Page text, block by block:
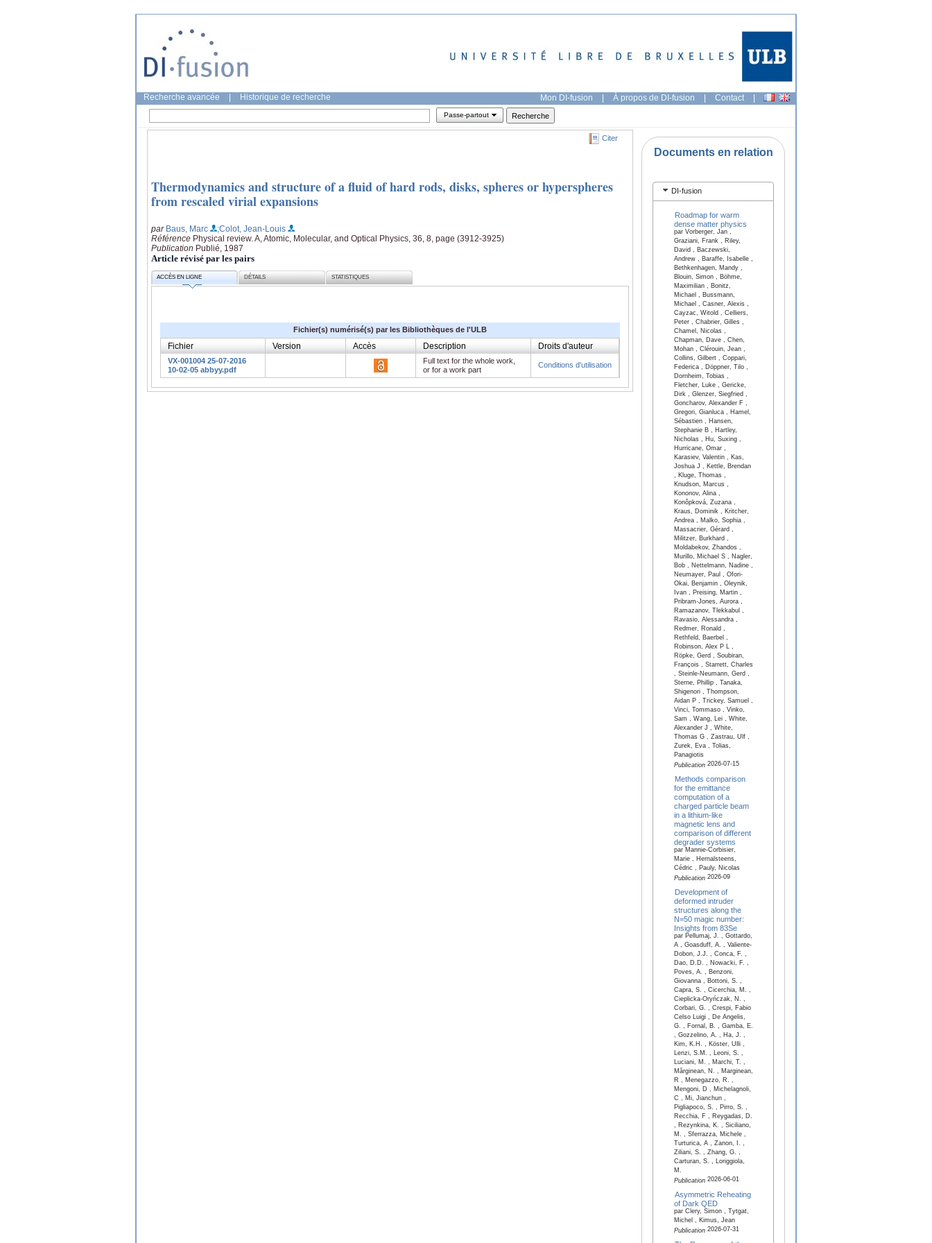
Recherche avancée Historique de recherche Mon DI-fusion | À propos de DI-fusion | Contact |
Passe-partout
Citer
Thermodynamics and structure of a fluid of hard rods, disks, spheres or hyperspheres
from rescaled virial expansions
par Baus, Marc
;Colot, Jean-Louis
Référence Physical review. A, Atomic, Molecular, and Optical Physics, 36, 8, page (3912-3925)
Publication Publié, 1987
Article révisé par les pairs
ACCÈS EN LIGNE DÉTAILS STATISTIQUES
Fichier(s) numérisé(s) par les Bibliothèques de l'ULB
Fichier Version Accès Description Droits d'auteur
VX-001004 25-07-2016
10-02-05 abbyy.pdf
Full text for the whole work,
or for a work part
Conditions d'utilisation
Documents en relation
DI-fusion
Roadmap for warm
dense matter physics
par Vorberger, Jan ,
Graziani, Frank , Riley,
David , Baczewski,
Andrew , Baraffe, Isabelle ,
Bethkenhagen, Mandy ,
Blouin, Simon , Böhme,
Maximilian , Bonitz,
Michael , Bussmann,
Michael , Casner, Alexis ,
Cayzac, Witold , Celliers,
Peter , Chabrier, Gilles ,
Chamel, Nicolas ,
Chapman, Dave , Chen,
Mohan , Clérouin, Jean ,
Collins, Gilbert , Coppari,
Federica , Döppner, Tilo ,
Dornheim, Tobias ,
Fletcher, Luke , Gericke,
Dirk , Glenzer, Siegfried ,
Goncharov, Alexander F ,
Gregori, Gianluca , Hamel,
Sébastien , Hansen,
Stephanie B , Hartley,
Nicholas , Hu, Suxing ,
Hurricane, Omar ,
Karasiev, Valentin , Kas,
Joshua J , Kettle, Brendan
, Kluge, Thomas ,
Knudson, Marcus ,
Kononov, Alina ,
Konôpková, Zuzana ,
Kraus, Dominik , Kritcher,
Andrea , Malko, Sophia ,
Massacrier, Gérard ,
Militzer, Burkhard ,
Moldabekov, Zhandos ,
Murillo, Michael S , Nagler,
Bob , Nettelmann, Nadine ,
Neumayer, Paul , Ofori-
Okai, Benjamin , Oleynik,
Ivan , Preising, Martin ,
Pribram-Jones, Aurora ,
Ramazanov, Tlekkabul ,
Ravasio, Alessandra ,
Redmer, Ronald ,
Rethfeld, Baerbel ,
Robinson, Alex P L ,
Röpke, Gerd , Soubiran,
François , Starrett, Charles
, Steinle-Neumann, Gerd ,
Sterne, Phillip , Tanaka,
Shigenori , Thompson,
Aidan P , Trickey, Samuel ,
Vinci, Tommaso , Vinko,
Sam , Wang, Lei , White,
Alexander J , White,
Thomas G , Zastrau, Ulf ,
Zurek, Eva , Tolias,
Panagiotis
Publication2026-07-15
Methods comparison
for the emittance
computation of a
charged particle beam
in a lithium-like
magnetic lens and
comparison of different
degrader systems
par Mannie-Corbisier,
Marie , Hernalsteens,
Cédric , Pauly, Nicolas
Publication2026-09
Development of
deformed intruder
structures along the
N=50 magic number:
Insights from 83Se
par Pellumaj, J. , Gottardo,
A , Goasduff, A. , Valiente-
Dobon, J.J. , Conca, F. ,
Dao, D.D. , Nowacki, F. ,
Poves, A. , Benzoni,
Giovanna , Bottoni, S. ,
Capra, S. , Cicerchia, M. ,
Cieplicka-Oryńczak, N. ,
Corbari, G. , Crespi, Fabio
Celso Luigi , De Angelis,
G. , Fornal, B. , Gamba, E.
, Gozzelino, A. , Ha, J. ,
Kim, K.H. , Köster, Ulli ,
Lenzi, S.M. , Leoni, S. ,
Luciani, M. , Marchi, T. ,
Mărginean, N. , Marginean,
R , Menegazzo, R. ,
Mengoni, D , Michelagnoli,
C , Mi, Jianchun ,
Pigliapoco, S. , Pirro, S. ,
Recchia, F , Reygadas, D.
, Rezynkina, K. , Siciliano,
M. , Sferrazza, Michele ,
Turturica, A , Zanon, I. ,
Ziliani, S. , Zhang, G. ,
Carturan, S. , Loriggiola,
M.
Publication2026-06-01
Asymmetric Reheating
of Dark QED
par Clery, Simon , Tytgat,
Michel , Kimus, Jean
Publication2026-07-31